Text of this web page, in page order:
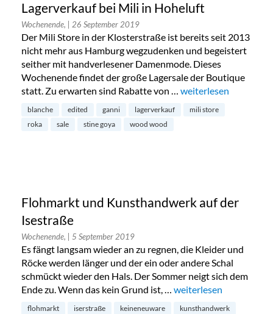
Lagerverkauf bei Mili in Hoheluft
Wochenende, | 26 September 2019
Der Mili Store in der Klosterstraße ist bereits seit 2013
nicht mehr aus Hamburg wegzudenken und begeistert
seither mit handverlesener Damenmode. Dieses
Wochenende findet der große Lagersale der Boutique
statt. Zu erwarten sind Rabatte von … „Lagerverkauf bei
weiterlesen
blanche edited ganni lagerverkauf
mili store
roka
sale stine goya wood wood
Flohmarkt und Kunsthandwerk auf der
Isestraße
Wochenende, | 5 September 2019
Es fängt langsam wieder an zu regnen, die Kleider und
Röcke werden länger und der ein oder andere Schal
schmückt wieder den Hals. Der Sommer neigt sich dem
Ende zu. Wenn das kein Grund ist, … „Flohmarkt und
weiterlesen
flohmarkt iserstraße keineneuware
kunsthandwerk